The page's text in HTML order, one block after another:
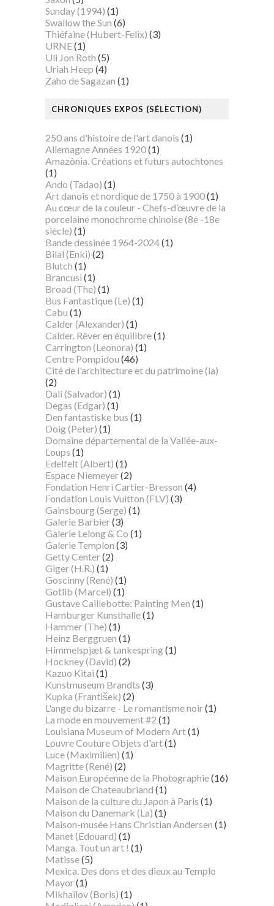
Sunday (1994) (1)
Swallow the Sun (6)
Thiéfaine (Hubert-Felix) (3)
URNE(1)
Uli Jon Roth (5)
Uriah Heep (4)
Zaho de Sagazan (1)
CHRONIQUES EXPOS (SÉLECTION)
250 ans d'histoire de l'art danois (1)
Allemagne Années 1920(1)
Amazônia. Créations et futurs autochtones
(1)
Ando (Tadao) (1)
Art danois et nordique de 1750 à 1900(1)
Au cœur de la couleur - Chefs-d’œuvre de la
porcelaine monochrome chinoise (8e -18e
siècle) (1)
Bande dessinée 1964-2024(1)
Bilal (Enki) (2)
Blutch (1)
Brancusi (1)
Broad (The) (1)
Bus Fantastique (Le) (1)
Cabu (1)
Calder (Alexander) (1)
Calder. Rêver en équilibre(1)
Carrington (Leonora) (1)
Centre Pompidou (46)
Cité de l'architecture et du patrimoine (la)
(2)
Dalí (Salvador) (1)
Degas (Edgar) (1)
Den fantastiske bus (1)
Doig (Peter) (1)
Domaine départemental de la Vallée-aux-
Loups (1)
Edelfelt (Albert) (1)
Espace Niemeyer(2)
Fondation Henri Cartier-Bresson (4)
Fondation Louis Vuitton (FLV) (3)
Gainsbourg (Serge) (1)
Galerie Barbier(3)
Galerie Lelong & Co (1)
Galerie Templon (3)
Getty Center(2)
Giger (H.R.) (1)
Goscinny (René) (1)
Gotlib (Marcel) (1)
Gustave Caillebotte: Painting Men (1)
Hamburger Kunsthalle(1)
Hammer (The) (1)
Heinz Berggruen (1)
Himmelspjæt & tankespring(1)
Hockney (David) (2)
Kazuo Kitai (1)
Kunstmuseum Brandts (3)
Kupka (František) (2)
L'ange du bizarre - Le romantisme noir(1)
La mode en mouvement #2 (1)
Louisiana Museum of Modern Art(1)
Louvre Couture Objets d'art(1)
Luce (Maximilien) (1)
Magritte (René) (2)
Maison Européenne de la Photographie(16)
Maison de Chateaubriand (1)
Maison de la culture du Japon à Paris (1)
Maison du Danemark (La) (1)
Maison-musée Hans Christian Andersen (1)
Manet (Edouard) (1)
Manga. Tout un art ! (1)
Matisse(5)
Mexica. Des dons et des dieux au Templo
Mayor(1)
Mikhaïlov (Boris) (1)